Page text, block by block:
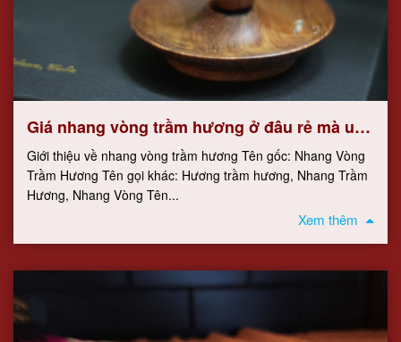
Giá nhang vòng trầm hương ở đâu rẻ mà uy
tín
Giới thiệu về nhang vòng trầm hương Tên gốc: Nhang Vòng
Trầm Hương Tên gọi khác: Hương trầm hương, Nhang Trầm
Hương, Nhang Vòng Tên...
Xem thêm